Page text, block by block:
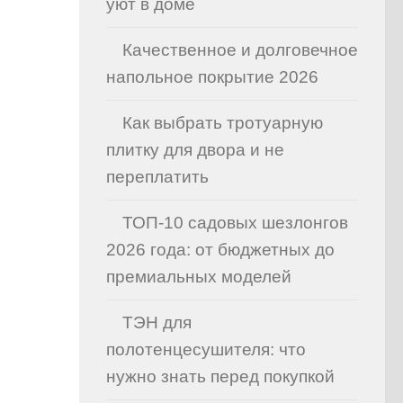
уют в доме
Качественное и долговечное
напольное покрытие 2026
Как выбрать тротуарную
плитку для двора и не
переплатить
ТОП-10 садовых шезлонгов
2026 года: от бюджетных до
премиальных моделей
ТЭН для
полотенцесушителя: что
нужно знать перед покупкой